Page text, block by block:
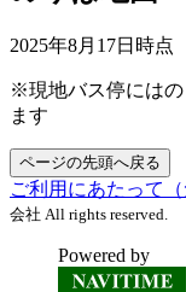
2025年8月17日 時点
※現地バス停にはの
ます
ページの先頭へ戻る
ご利用にあたって（
会社 All rights reserved.
Powered by